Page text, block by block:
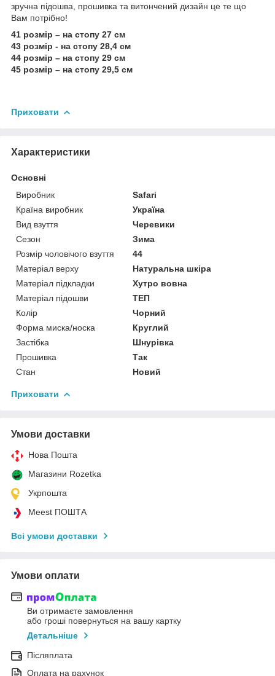
зручна підошва, прошивка та витончений дизайн це те що
Вам потрібно!
41 розмір – на стопу 27 см
43 розмір - на стопу 28,4 см
44 розмір – на стопу 29 см
45 розмір – на стопу 29,5 см
Приховати
Характеристики
Основні
Виробник
Safari
Країна виробник
Україна
Вид взуття
Черевики
Сезон
Зима
Розмір чоловічого взуття
44
Матеріал верху
Натуральна шкіра
Матеріал підкладки
Хутро вовна
Матеріал підошви
ТЕП
Колір
Чорний
Форма миска/носка
Круглий
Застібка
Шнурівка
Прошивка
Так
Стан
Новий
Приховати
Умови доставки
Нова Пошта
Магазини Rozetka
Укрпошта
Meest ПОШТА
Всі умови доставки
Умови оплати
Ви отримаєте замовлення
або гроші повернуться на вашу картку
Детальніше
Післяплата
Оплата на рахунок